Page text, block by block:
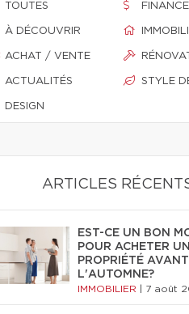
TOUTES
À DÉCOUVRIR
ACHAT / VENTE
ACTUALITÉS
DESIGN
STYLE
ARTICLES
EST-CE UN BON
POUR ACHETER
PROPRIÉTÉ AVANT
L'AUTOMNE?
IMMOBILIER 7 août